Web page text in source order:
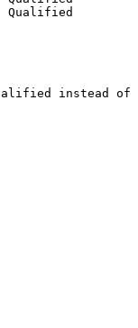
Qualified
instead